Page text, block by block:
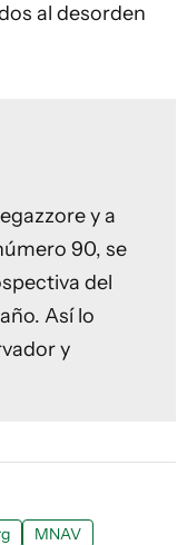
al desorden
y a
90, se
del
Así lo
y
MNAV